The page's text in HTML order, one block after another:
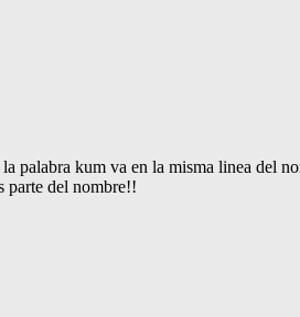
kum va en la misma linea del
parte del nombre!!